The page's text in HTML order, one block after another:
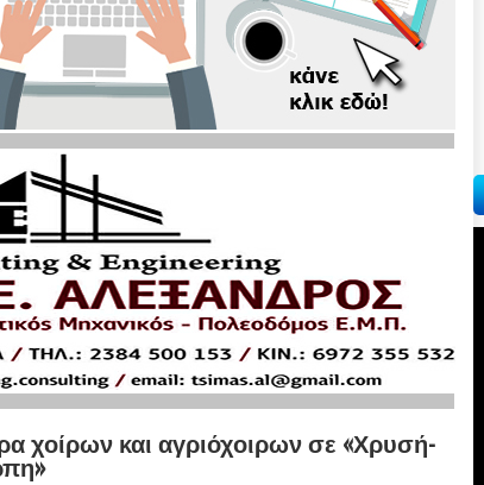
χοίρων και αγριόχοιρων σε «Χρυσή-